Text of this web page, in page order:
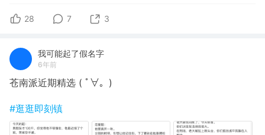
28 7 3
我可能起了假名字
6年前
苍南派近期精选 ( ﾟ∀。)
#逛逛即刻镇